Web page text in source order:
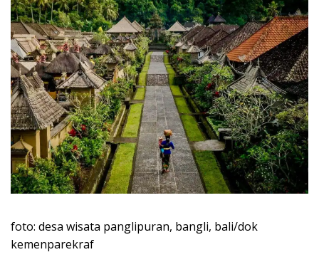
foto: desa wisata panglipuran, bangli, bali/dok
kemenparekraf